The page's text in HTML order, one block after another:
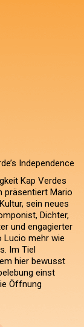
Independence
Kap Verdes
präsentiert Mario
sein neues
Dichter,
und engagierter
Lucio mehr wie
Im Tiel
hier bewusst
einst
Öffnung